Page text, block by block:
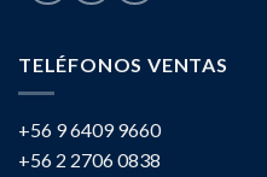
TELÉFONOS VENTAS
+56 9 6409 9660
+56 2 2706 0838